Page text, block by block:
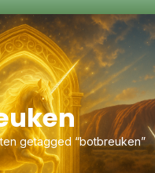
getagged “botbreuken”